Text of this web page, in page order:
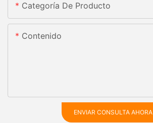
Categoría De Producto
Contenido
ENVIAR CONSULTA AHORA